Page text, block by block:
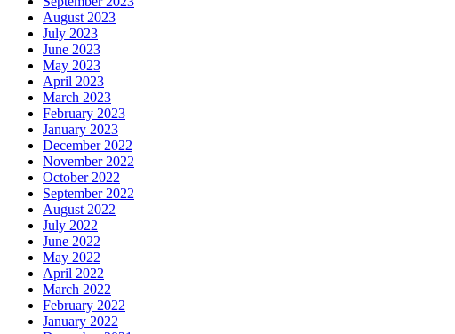
August 2023
July 2023
June 2023
May 2023
April 2023
March 2023
February 2023
January 2023
December 2022
November 2022
October 2022
September 2022
August 2022
July 2022
June 2022
May 2022
April 2022
March 2022
February 2022
January 2022